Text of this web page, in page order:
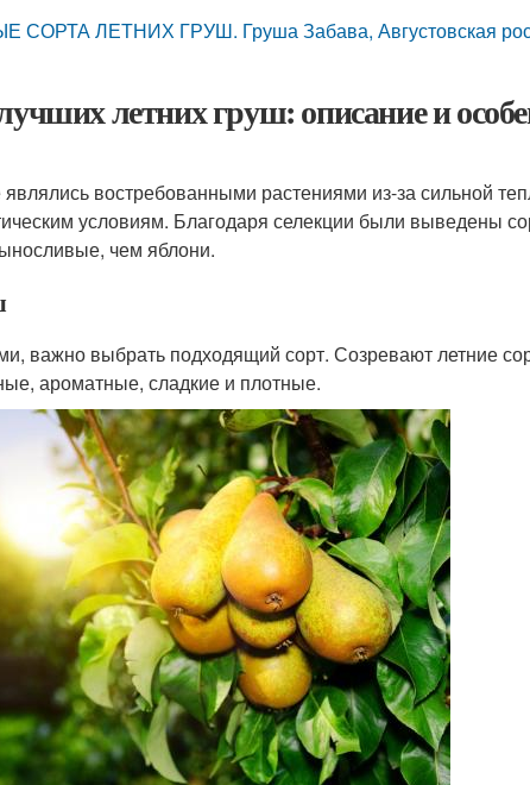
ЛЕТНИХ ГРУШ. Груша Забава, Августовская
летних груш: описание и
востребованными растениями из-за сильной
условиям. Благодаря селекции были выведены
чем яблони.
важно выбрать подходящий сорт. Созревают летние
ароматные, сладкие и плотные.